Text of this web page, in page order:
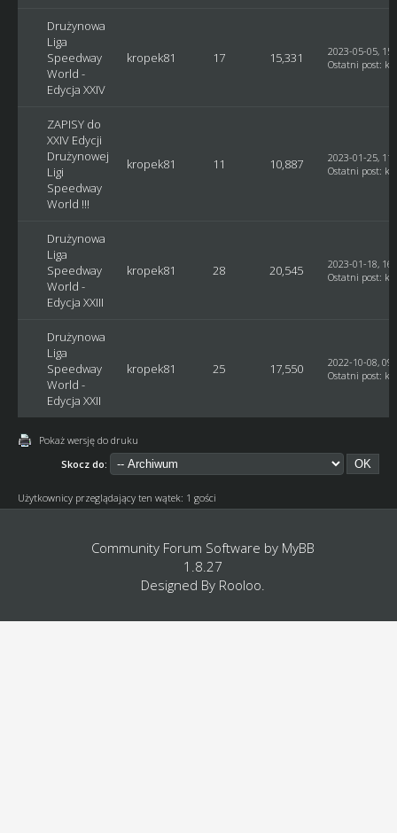
Drużynowa
Liga
Speedway
World -
Edycja XXIV
kropek81 17 15,331
2023-05-05,
Ostatni post:
ZAPISY do
XXIV Edycji
Drużynowej
Ligi
Speedway
World !!!
kropek81 11 10,887
2023-01-25,
Ostatni post:
Drużynowa
Liga
Speedway
World -
Edycja XXIII
kropek81 28 20,545
2023-01-18,
Ostatni post:
Drużynowa
Liga
Speedway
World -
Edycja XXII
kropek81 25 17,550
2022-10-08,
Ostatni post:
Pokaż wersję do druku
Skocz do:
Użytkownicy przeglądający ten wątek: 1 gości
Community Forum Software by MyBB
1.8.27
Designed By Rooloo